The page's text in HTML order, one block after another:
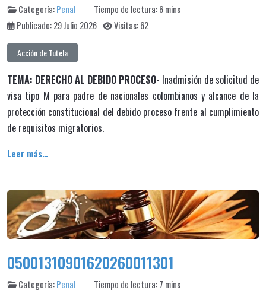
Categoría:Penal
Tiempo de lectura: 6 mins
Publicado: 29 Julio 2026
Visitas: 62
Acción de Tutela
TEMA: DERECHO AL DEBIDO PROCESO- Inadmisión de solicitud de
visa tipo M para padre de nacionales colombianos y alcance de la
protección constitucional del debido proceso frente al cumplimiento
de requisitos migratorios.
Leer más…
05001310901620260011301
Categoría:Penal Tiempo de lectura: 7 mins